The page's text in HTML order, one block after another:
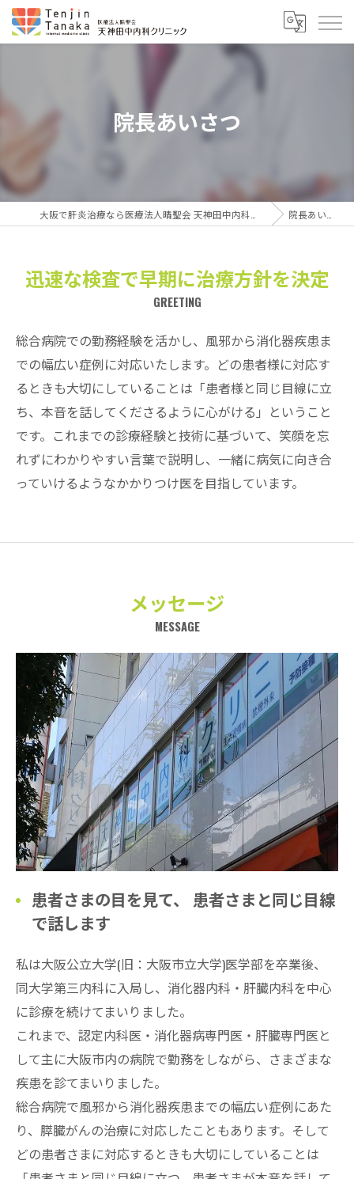
院長あいさつ
院長あいさつ
迅速な検査で早期に治療方針を決定
GREETING
総合病院での勤務経験を活かし、風邪から消化器疾患ま
での幅広い症例に対応いたします。どの患者様に対応す
るときも大切にしていることは「患者様と同じ目線に立
ち、本音を話してくださるように心がける」ということ
です。これまでの診療経験と技術に基づいて、笑顔を忘
れずにわかりやすい言葉で説明し、一緒に病気に向き合
っていけるようなかかりつけ医を目指しています。
メッセージ
MESSAGE
患者さまの目を見て、 患者さまと同じ目線
で話します
私は大阪公立大学(旧：大阪市立大学)医学部を卒業後、
同大学第三内科に入局し、消化器内科・肝臓内科を中心
に診療を続けてまいりました。
これまで、認定内科医・消化器病専門医・肝臓専門医と
して主に大阪市内の病院で勤務をしながら、さまざまな
疾患を診てまいりました。
総合病院で風邪から消化器疾患までの幅広い症例にあた
り、膵臓がんの治療に対応したこともあります。そして
どの患者さまに対応するときも大切にしていることは